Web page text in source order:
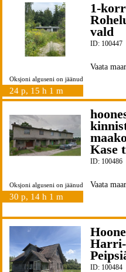
Oksjoni alguseni on jäänud
24 p, 15 h 1 m
1-
vald
ID: 100447
Vaata
Oksjoni alguseni on jäänud
30 p, 14 h 1 m
Kase
ID: 100486
Vaata
Harri-
ID: 100484